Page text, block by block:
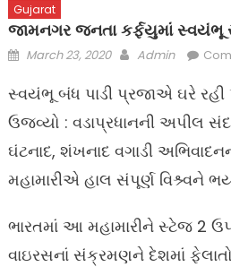
Gujarat
જામનગર જનતા કર્ફયુમાં
Posted
March 23, 2020 Author
Admin
સ્વયંભૂ બંધ પાડી પ્રજાએ ઘરે રહી
ઉજવ્યો : વડાપ્રધાનની અપીલ
ઘંટનાદ, શંખનાદ વગાડી
મહામારીએ હાલ સંપૂર્ણ વિશ્ર્વને
ભારતમાં આ મહામારીને સ્ટેજ 2
વાઇરસનાં સંક્રમણને દેશમાં